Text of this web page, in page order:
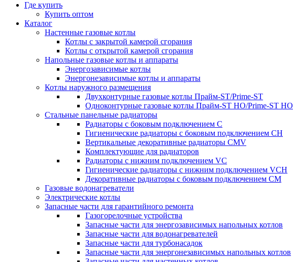
Где купить
Купить оптом
Каталог
Настенные газовые котлы
Котлы с закрытой камерой сгорания
Котлы с открытой камерой сгорания
Напольные газовые котлы и аппараты
Энергозависимые котлы
Энергонезависимые котлы и аппараты
Котлы наружного размещения
Двухконтурные газовые котлы Прайм-ST/Prime-ST
Одноконтурные газовые котлы Прайм-ST HO/Prime-ST HO
Стальные панельные радиаторы
Радиаторы c боковым подключением C
Гигиенические радиаторы c боковым подключением CH
Вертикальные декоративные радиаторы CMV
Комплектующие для радиаторов
Радиаторы c нижним подключением VC
Гигиенические радиаторы c нижним подключением VCH
Декоративные радиаторы с боковым подключением CM
Газовые водонагреватели
Электрические котлы
Запасные части для гарантийного ремонта
Газогорелочные устройства
Запасные части для энергозависимых напольных котлов
Запасные части для водонагревателей
Запасные части для турбонасадок
Запасные части для энергонезависимых напольных котлов